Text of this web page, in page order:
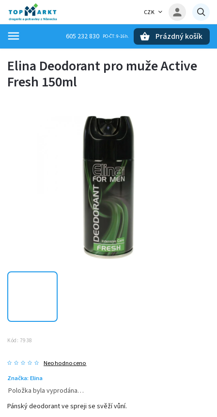
CZK
605 232 830 Prázdný košík
Elina Deodorant pro muže Active
Fresh 150ml
Kód: 7938
Neohodnoceno
Značka: Elina
Položka byla vyprodána…
Pánský deodorant ve spreji se svěží vůní.